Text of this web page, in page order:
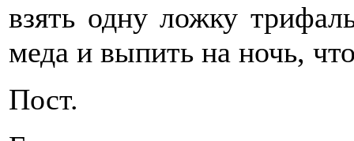
взять одну ложку
меда и выпить на ночь,
Пост.